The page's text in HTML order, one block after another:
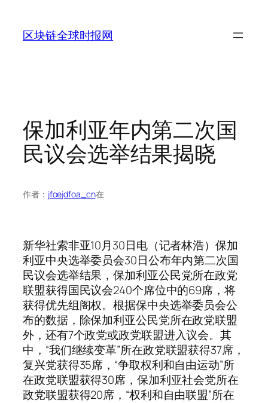
区块链全球时报网
保加利亚年内第二次国
民议会选举结果揭晓
作者： jfoejdfoa_cn在
新华社索非亚10月30日电（记者林浩）保加
利亚中央选举委员会30日公布年内第二次国
民议会选举结果，保加利亚公民党所在政党
联盟获得国民议会240个席位中的69席，将
获得优先组阁权。根据保中央选举委员会公
布的数据，除保加利亚公民党所在政党联盟
外，还有7个政党或政党联盟进入议会。其
中，“我们继续变革”所在政党联盟获得37席，
复兴党获得35席，“争取权利和自由运动”所
在政党联盟获得30席，保加利亚社会党所在
政党联盟获得20席，“权利和自由联盟”所在